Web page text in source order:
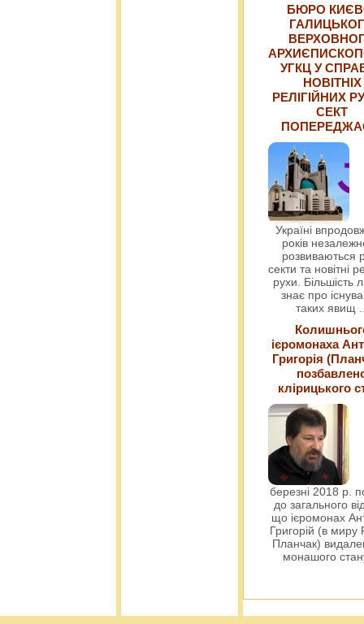
БЮРО
УГКЦ У
НОВІТНІХ
РЕЛІГІЙНИХ
СЕКТ
Україні
років
розвиваються
секти та новітні
рухи. Більшість
знає про
таких явищ
ієромонаха
Григорія
клірицького
березні 2018 р.
до загального
що ієромонах
Григорій (в миру
Планчак)
монашого